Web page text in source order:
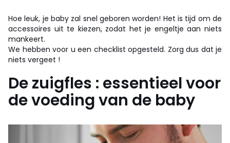
Hoe leuk, je baby zal snel geboren worden! Het is tijd om de
accessoires uit te kiezen, zodat het je engeltje aan niets
mankeert.
We hebben voor u een checklist opgesteld. Zorg dus dat je
niets vergeet !
De zuigfles : essentieel voor
de voeding van de baby